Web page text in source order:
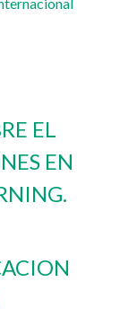
EL
EN